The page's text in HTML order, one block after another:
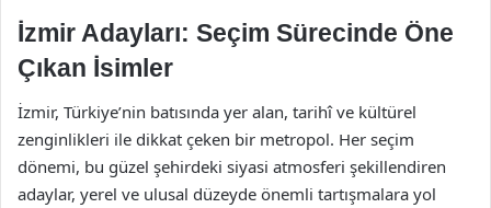
İzmir Adayları: Seçim Sürecinde Öne
Çıkan İsimler
İzmir, Türkiye’nin batısında yer alan, tarihî ve kültürel
zenginlikleri ile dikkat çeken bir metropol. Her seçim
dönemi, bu güzel şehirdeki siyasi atmosferi şekillendiren
adaylar, yerel ve ulusal düzeyde önemli tartışmalara yol